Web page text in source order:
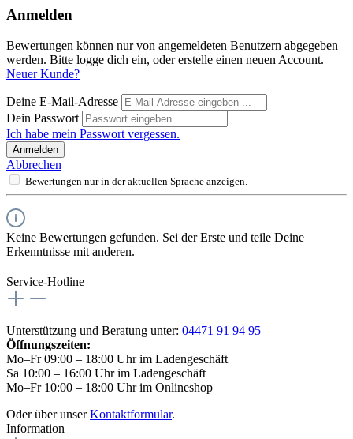
Anmelden
Bewertungen können nur von angemeldeten Benutzern abgegeben
werden. Bitte logge dich ein, oder erstelle einen neuen Account.
Neuer Kunde?
Deine E-Mail-Adresse
Dein Passwort
Ich habe mein Passwort vergessen.
Anmelden
Abbrechen
Bewertungen nur in der aktuellen Sprache anzeigen.
Keine Bewertungen gefunden. Sei der Erste und teile Deine
Erkenntnisse mit anderen.
Service-Hotline
Unterstützung und Beratung unter: 04471 91 94 95
Öffnungszeiten:
Mo–Fr 09:00 – 18:00 Uhr im Ladengeschäft
Sa 10:00 – 16:00 Uhr im Ladengeschäft
Mo–Fr 10:00 – 18:00 Uhr im Onlineshop
Oder über unserKontaktformular.
Information